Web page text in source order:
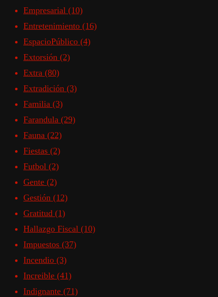
Empresarial (10)
Entretenimiento (16)
EspacioPúblico (4)
Extorsión (2)
Extra (80)
Extradición (3)
Familia (3)
Farandula (29)
Fauna (22)
Fiestas (2)
Futbol (2)
Gente (2)
Gestión (12)
Gratitud (1)
Hallazgo Fiscal (10)
Impuestos (37)
Incendio (3)
Increible (41)
Indignante (71)